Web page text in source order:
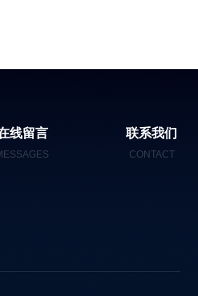
线留言 联系我们
CONTACT